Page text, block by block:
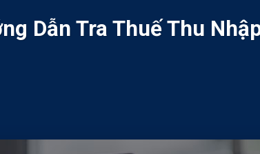
Dẫn Tra Thuế Thu